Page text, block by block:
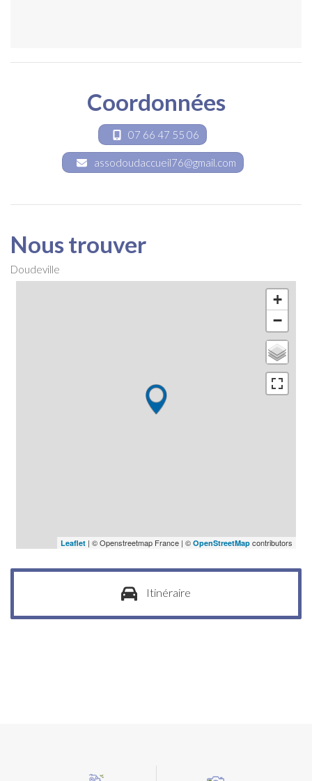
Coordonnées
07 66 47 55 06
assodoudaccueil76@gmail.com
Nous trouver
Doudeville
+
−
Leaflet | © Openstreetmap France | © OpenStreetMap contributors
Itinéraire